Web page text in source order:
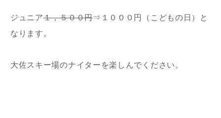
ジュニア１，５００円⇒１０００円（こどもの日）と
なります。
大佐スキー場のナイターを楽しんでください。